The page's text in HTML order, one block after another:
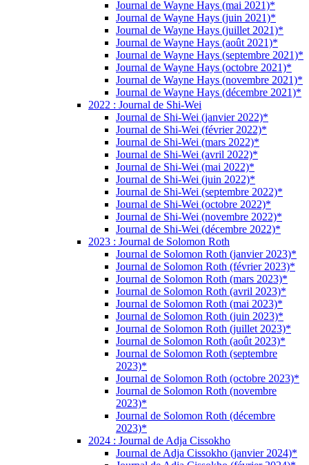
Journal de Wayne Hays (mai 2021)*
Journal de Wayne Hays (juin 2021)*
Journal de Wayne Hays (juillet 2021)*
Journal de Wayne Hays (août 2021)*
Journal de Wayne Hays (septembre 2021)*
Journal de Wayne Hays (octobre 2021)*
Journal de Wayne Hays (novembre 2021)*
Journal de Wayne Hays (décembre 2021)*
2022 : Journal de Shi-Wei
Journal de Shi-Wei (janvier 2022)*
Journal de Shi-Wei (février 2022)*
Journal de Shi-Wei (mars 2022)*
Journal de Shi-Wei (avril 2022)*
Journal de Shi-Wei (mai 2022)*
Journal de Shi-Wei (juin 2022)*
Journal de Shi-Wei (septembre 2022)*
Journal de Shi-Wei (octobre 2022)*
Journal de Shi-Wei (novembre 2022)*
Journal de Shi-Wei (décembre 2022)*
2023 : Journal de Solomon Roth
Journal de Solomon Roth (janvier 2023)*
Journal de Solomon Roth (février 2023)*
Journal de Solomon Roth (mars 2023)*
Journal de Solomon Roth (avril 2023)*
Journal de Solomon Roth (mai 2023)*
Journal de Solomon Roth (juin 2023)*
Journal de Solomon Roth (juillet 2023)*
Journal de Solomon Roth (août 2023)*
Journal de Solomon Roth (septembre
2023)*
Journal de Solomon Roth (octobre 2023)*
Journal de Solomon Roth (novembre
2023)*
Journal de Solomon Roth (décembre
2023)*
2024 : Journal de Adja Cissokho
Journal de Adja Cissokho (janvier 2024)*